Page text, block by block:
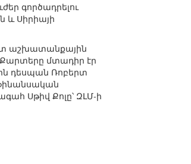
գործադրելու
և Սիրիայի
աշխատանքային
Քարտերը մտադիր էր
դեսպան Ռոբերտ
Սթիվ Քոլը՝ ԶԼՄ-ի